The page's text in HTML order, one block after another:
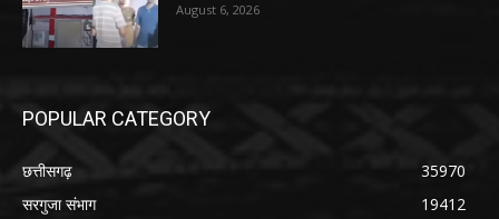
August 6, 2026
POPULAR CATEGORY
छत्तीसगढ़
35970
सरगुजा संभाग
19412